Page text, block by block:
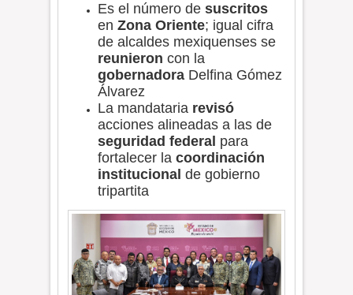
Es el número desuscritos
enZona Oriente; igual cifra
de alcaldes mexiquenses se
reunieroncon la
gobernadora Delfina Gómez
Álvarez
La mandataria revisó
acciones alineadas a las de
seguridad federal para
fortalecer lacoordinación
institucionalde gobierno
tripartita